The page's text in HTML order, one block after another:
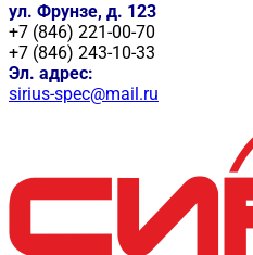
ул. Фрунзе, д. 123
+7 (846) 221-00-70
+7 (846) 243-10-33
Эл. адрес:
sirius-spec@mail.ru